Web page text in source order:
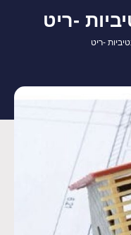
-ריט
-ריט